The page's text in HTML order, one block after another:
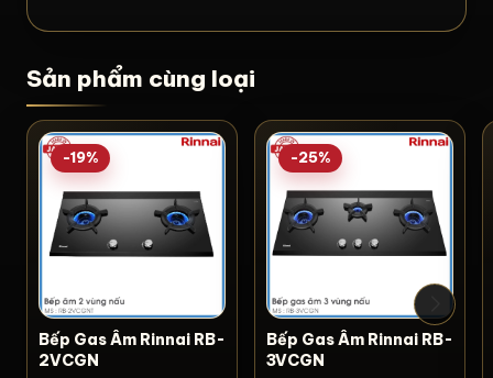
Sản phẩm cùng loại
-19%
Bếp Gas Âm Rinnai RB-
2VCGN
-25%
Bếp Gas Âm Rinnai RB-
3VCGN